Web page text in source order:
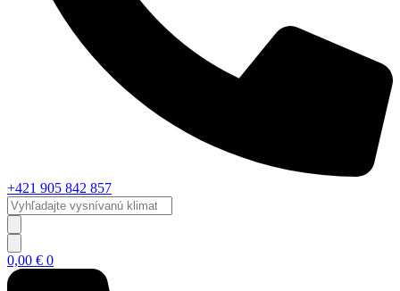
+421 905 842 857
Vyhľadajte
vysnívanú
klimatizáciu...
0,00 € 0